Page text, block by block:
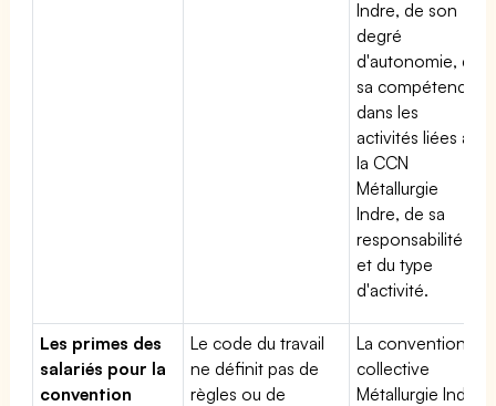
Indre, de son
degré
d'autonomie, de
sa compétence
dans les
activités liées à
la CCN
Métallurgie
Indre, de sa
responsabilité
et du type
d'activité.
Les primes des
salariés pour la
convention
Le code du travail
ne définit pas de
règles ou de
La convention
collective
Métallurgie Indre